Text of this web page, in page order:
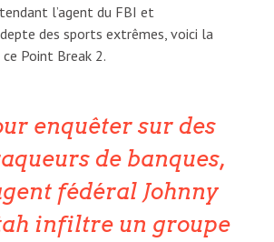
l’agent du FBI et
des sports extrêmes, voici la
Point Break 2.
enquêter sur des
de banques,
fédéral Johnny
infiltre un groupe